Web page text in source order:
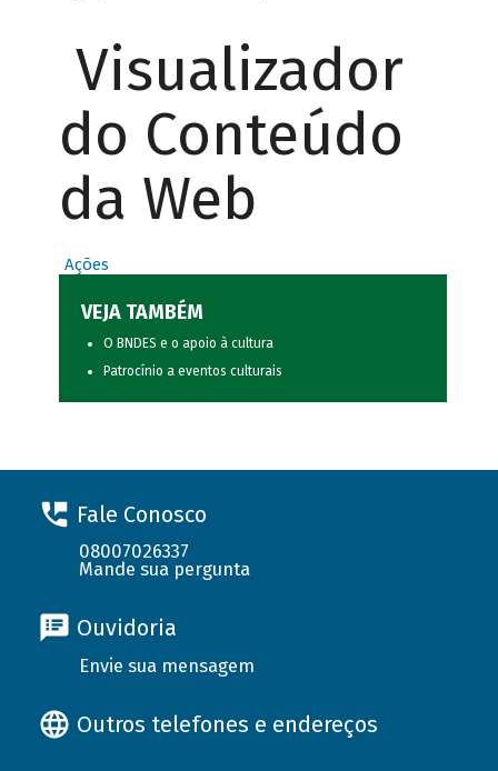
Visualizador
do Conteúdo
da Web
Ações
VEJA TAMBÉM
O BNDES e o apoio à cultura
Patrocínio a eventos culturais
Fale Conosco
08007026337
Mande sua pergunta
Ouvidoria
Envie sua mensagem
Outros telefones e endereços